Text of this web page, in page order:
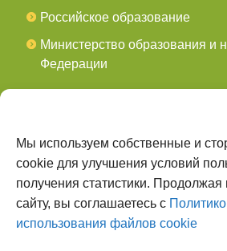
Мы используем собственные и
cookie для улучшения условий
получения статистики.
сайту, вы соглашаетесь с
использования файлов cookie
Российское образование
Министерство образования и
Федерации
мы в Контакте
О НАС